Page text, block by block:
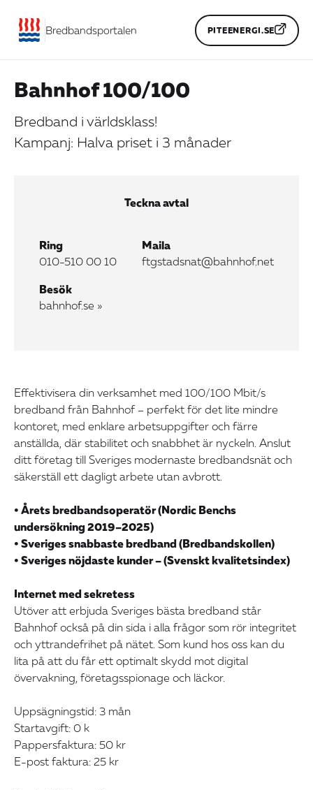
Bredbandsportalen PITEENERGI.SE
Bahnhof 100/100
Bredband i världsklass!
Kampanj: Halva priset i 3 månader
Teckna avtal
Ring
010-510 00 10
Maila
ftgstadsnat@bahnhof.net
Besök
bahnhof.se »
Effektivisera din verksamhet med 100/100 Mbit/s
bredband från Bahnhof – perfekt för det lite mindre
kontoret, med enklare arbetsuppgifter och färre
anställda, där stabilitet och snabbhet är nyckeln. Anslut
ditt företag till Sveriges modernaste bredbandsnät och
säkerställ ett dagligt arbete utan avbrott.
• Årets bredbandsoperatör (Nordic Benchs
undersökning 2019–2025)
• Sveriges snabbaste bredband (Bredbandskollen)
• Sveriges nöjdaste kunder – (Svenskt kvalitetsindex)
Internet med sekretess
Utöver att erbjuda Sveriges bästa bredband står
Bahnhof också på din sida i alla frågor som rör integritet
och yttrandefrihet på nätet. Som kund hos oss kan du
lita på att du får ett optimalt skydd mot digital
övervakning, företagsspionage och läckor.
Uppsägningstid: 3 mån
Startavgift: 0 k
Pappersfaktura: 50 kr
E-post faktura: 25 kr